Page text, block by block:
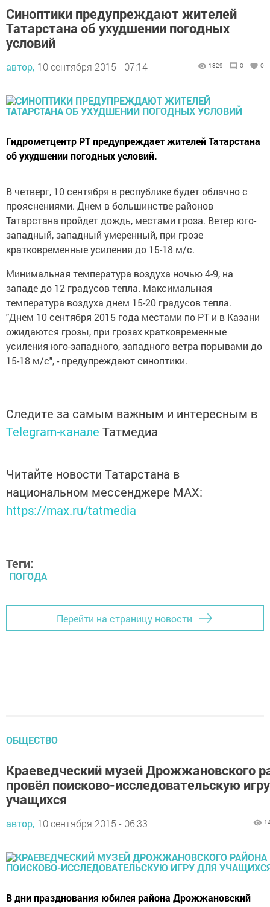
Синоптики предупреждают жителей
Татарстана об ухудшении погодных
условий
автор, 10 сентября 2015 - 07:14 1329 0 0
Гидрометцентр РТ предупреждает жителей Татарстана
об ухудшении погодных условий.
В четверг, 10 сентября в республике будет облачно с
прояснениями. Днем в большинстве районов
Татарстана пройдет дождь, местами гроза. Ветер юго-
западный, западный умеренный, при грозе
кратковременные усиления до 15-18 м/с.
Минимальная температура воздуха ночью 4-9, на
западе до 12 градусов тепла. Максимальная
температура воздуха днем 15-20 градусов тепла.
"Днем 10 сентября 2015 года местами по РТ и в Казани
ожидаются грозы, при грозах кратковременные
усиления юго-западного, западного ветра порывами до
15-18 м/с", - предупреждают синоптики.
Следите за самым важным и интересным в
Telegram-канале Татмедиа
Читайте новости Татарстана в
национальном мессенджере MАХ:
https://max.ru/tatmedia
Теги:
ПОГОДА
Перейти на страницу новости
ОБЩЕСТВО
Краеведческий музей Дрожжановского
провёл поисково-исследовательскую
учащихся
автор, 10 сентября 2015 - 06:33
В дни празднования юбилея района Дрожжановский